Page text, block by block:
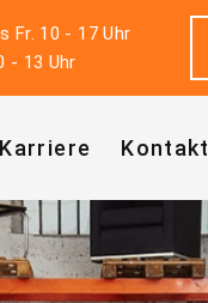
Fr. 10 - 17 Uhr
- 13 Uhr
Karriere Kontakt